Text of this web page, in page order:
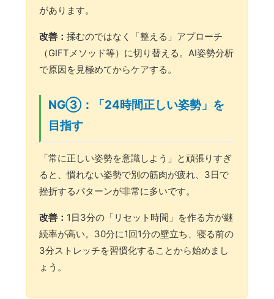
があります。
改善：揉むのではなく「整える」アプローチ
（GIFTメソッド等）に切り替える。AI姿勢分析
で原因を見極めてからケアする。
NG③：「24時間正しい姿勢」を
目指す
「常に正しい姿勢を意識しよう」と頑張りすぎ
ると、慣れない姿勢で別の筋肉が疲れ、3日で
挫折するパターンが非常に多いです。
改善： 1日3分の「リセット時間」を作る方が継
続率が高い。30分に1回1分の壁立ち、寝る前の
3分ストレッチを習慣化することから始めまし
ょう。